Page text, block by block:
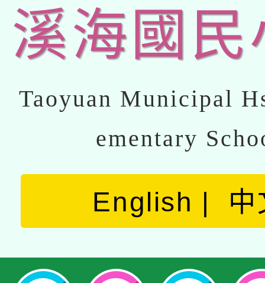
溪海國民
Taoyuan Municipal
ementary
English 中